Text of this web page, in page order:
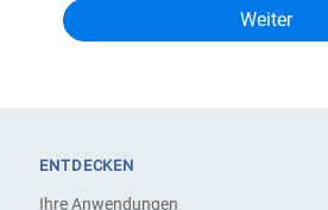
ENTDECKEN
Ihre Anwendungen